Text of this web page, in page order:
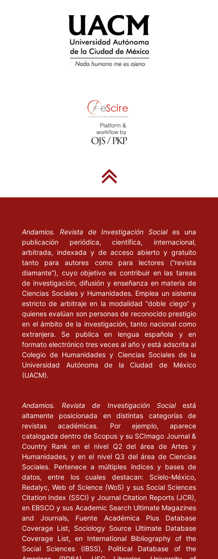
Andamios. Revista de Investigación Social es una
publicación periódica, científica, internacional,
arbitrada, indexada y de acceso abierto y gratuito
tanto para autores como para lectores (“revista
diamante”), cuyo objetivo es contribuir en las tareas
de investigación, difusión y enseñanza en materia de
Ciencias Sociales y Humanidades. Emplea un sistema
estricto de arbitraje en la modalidad “doble ciego” y
quienes evalúan son personas de reconocido prestigio
en el ámbito de la investigación, tanto nacional como
extranjera. Se publica en lengua española y en
formato electrónico tres veces al año y está adscrita al
Colegio de Humanidades y Ciencias Sociales de la
Universidad Autónoma de la Ciudad de México
(UACM).
Andamios. Revista de Investigación Socialestá
altamente posicionada en distintas categorías de
revistas académicas. Por ejemplo, aparece
catalogada dentro de Scopus y su SCImago Journal &
Country Rank en el nivel Q2 del área de Artes y
Humanidades, y en el nivel Q3 del área de Ciencias
Sociales. Pertenece a múltiples índices y bases de
datos, entre los cuales destacan: Scielo-México,
Redalyc, Web of Science (WoS) y sus Social Sciences
Citation Index (SSCI) y Journal Citation Reports (JCR),
en EBSCO y sus Academic Search Ultimate Magazines
and Journals, Fuente Académica Plus Database
Coverage List, Sociology Source Ultimate Database
Coverage List, en International Bibliography of the
Social Sciences (IBSS), Political Database of the